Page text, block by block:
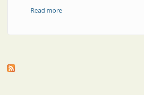
Read moreabout Por qué y cómo